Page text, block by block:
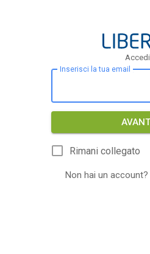
Accedi
Inserisci la tua email
Rimani collegato
Non hai un account?